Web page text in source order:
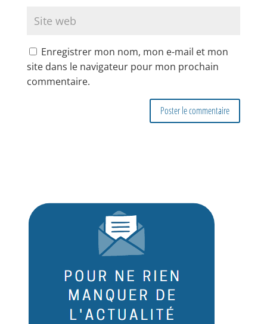
Enregistrer mon nom, mon e-mail et mon
site dans le navigateur pour mon prochain
commentaire.